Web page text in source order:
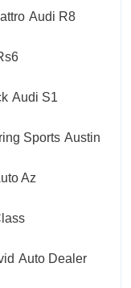
Audi R8
Audi S1
Sports Austin
Az
Auto Dealer